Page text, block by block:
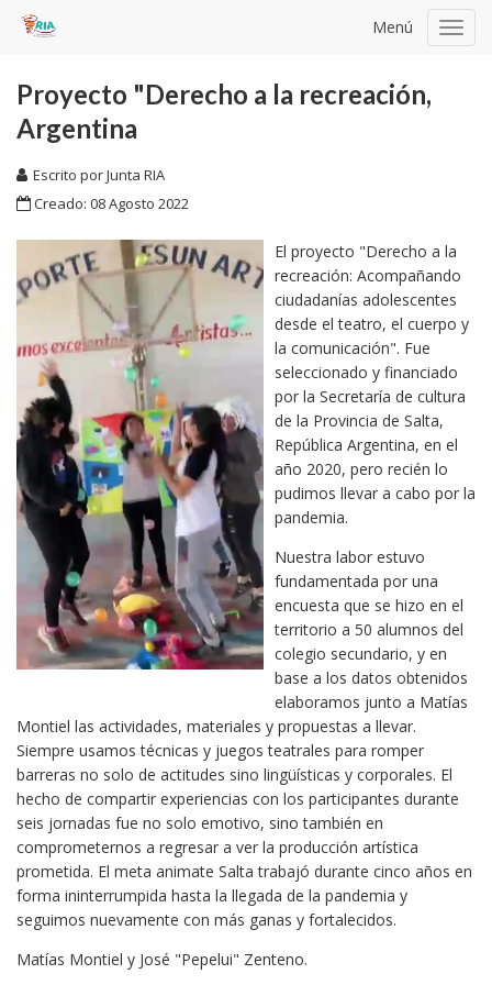
Menú
Proyecto "Derecho a la recreación,
Argentina
Escrito porJunta RIA
Creado: 08 Agosto 2022
El proyecto "Derecho a la
recreación: Acompañando
ciudadanías adolescentes
desde el teatro, el cuerpo y
la comunicación". Fue
seleccionado y financiado
por la Secretaría de cultura
de la Provincia de Salta,
República Argentina, en el
año 2020, pero recién lo
pudimos llevar a cabo por la
pandemia.
Nuestra labor estuvo
fundamentada por una
encuesta que se hizo en el
territorio a 50 alumnos del
colegio secundario, y en
base a los datos obtenidos
elaboramos junto a Matías
Montiel las actividades, materiales y propuestas a llevar.
Siempre usamos técnicas y juegos teatrales para romper
barreras no solo de actitudes sino lingüísticas y corporales. El
hecho de compartir experiencias con los participantes durante
seis jornadas fue no solo emotivo, sino también en
comprometernos a regresar a ver la producción artística
prometida. El meta animate Salta trabajó durante cinco años en
forma ininterrumpida hasta la llegada de la pandemia y
seguimos nuevamente con más ganas y fortalecidos.
Matías Montiel y José "Pepelui" Zenteno.